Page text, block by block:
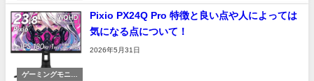
ー
ゲーミングモニタ
Pixio PX24Q Pro 特徴と良い点や人によっては
気になる点について！
2026年5月31日